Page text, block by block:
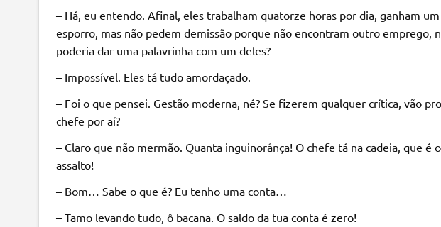
– Há, eu entendo. Afinal, eles trabalham quatorze horas por dia, ganham
esporro, mas não pedem demissão porque não encontram outro emprego,
poderia dar uma palavrinha com um deles?
– Impossível. Eles tá tudo amordaçado.
– Foi o que pensei. Gestão moderna, né? Se fizerem qualquer crítica, vão
chefe por aí?
– Claro que não mermão. Quanta inguinorânça! O chefe tá na cadeia, que é
assalto!
– Bom… Sabe o que é? Eu tenho uma conta…
– Tamo levando tudo, ô bacana. O saldo da tua conta é zero!